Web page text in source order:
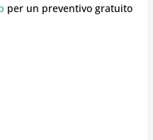
per un preventivo gratuito